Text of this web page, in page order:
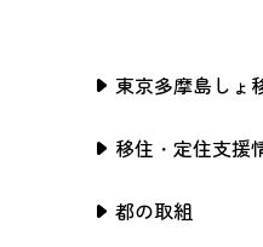
東京多摩島しょ
移住・定住支援
都の取組